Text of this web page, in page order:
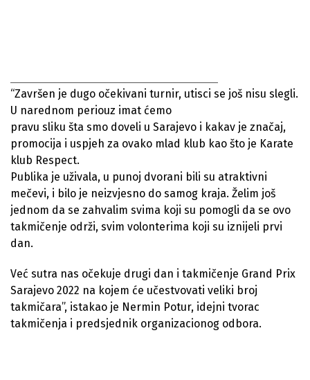
“Završen je dugo očekivani turnir, utisci se još nisu slegli.
U narednom periouz imat ćemo
pravu sliku šta smo doveli u Sarajevo i kakav je značaj,
promocija i uspjeh za ovako mlad klub kao što je Karate
klub Respect.
Publika je uživala, u punoj dvorani bili su atraktivni
mečevi, i bilo je neizvjesno do samog kraja. Želim još
jednom da se zahvalim svima koji su pomogli da se ovo
takmičenje održi, svim volonterima koji su iznijeli prvi
dan.
Već sutra nas očekuje drugi dan i takmičenje Grand Prix
Sarajevo 2022 na kojem će učestvovati veliki broj
takmičara”, istakao je Nermin Potur, idejni tvorac
takmičenja i predsjednik organizacionog odbora.